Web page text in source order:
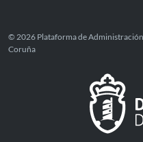
© 2026 Plataforma de
Coruña